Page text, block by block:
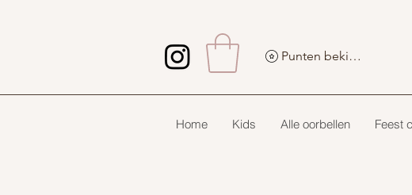
Home Kids Alle oorbellen Feest
Punten bekijken